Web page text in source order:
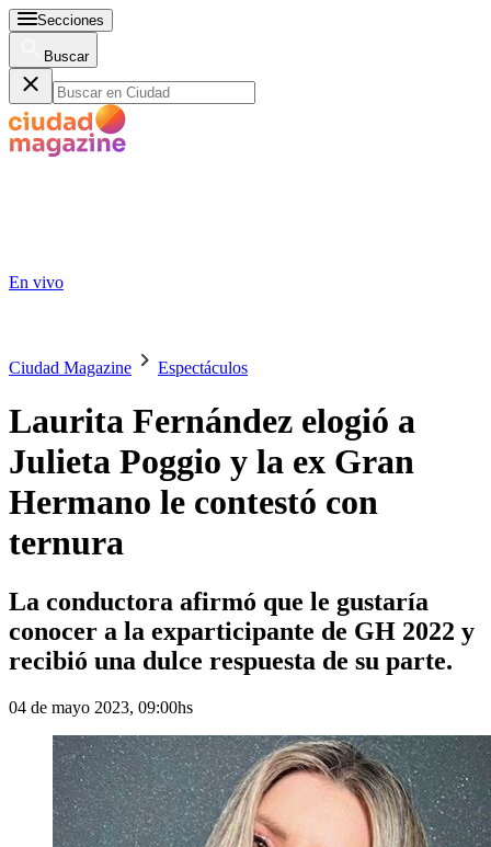
Secciones
Buscar
En vivo
Ciudad Magazine Espectáculos
Laurita Fernández elogió a
Julieta Poggio y la ex Gran
Hermano le contestó con
ternura
La conductora afirmó que le gustaría
conocer a la exparticipante de GH 2022 y
recibió una dulce respuesta de su parte.
04 de mayo 2023, 09:00hs